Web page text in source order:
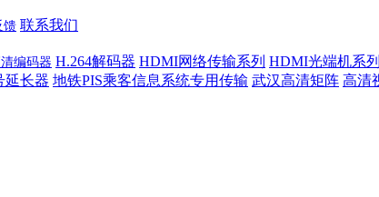
馈 联系我们
编码器 H.264解码器 HDMI网络传输系列 HDMI光端机系列
延长器 地铁PIS乘客信息系统专用传输 武汉高清矩阵 高清